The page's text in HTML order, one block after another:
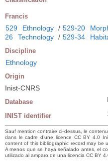
Francis
529 Ethnology / 529-20
26
Technology / 529-34
Discipline
Ethnology
Origin
Inist-CNRS
Database
INIST identifier
Sauf mention contraire ci-dessus, le
dans le cadre d’une licence CC BY 4.0
content of this bibliographic record may be
A menos que se haya señalado antes, el
utilizado al amparo de una licencia CC BY